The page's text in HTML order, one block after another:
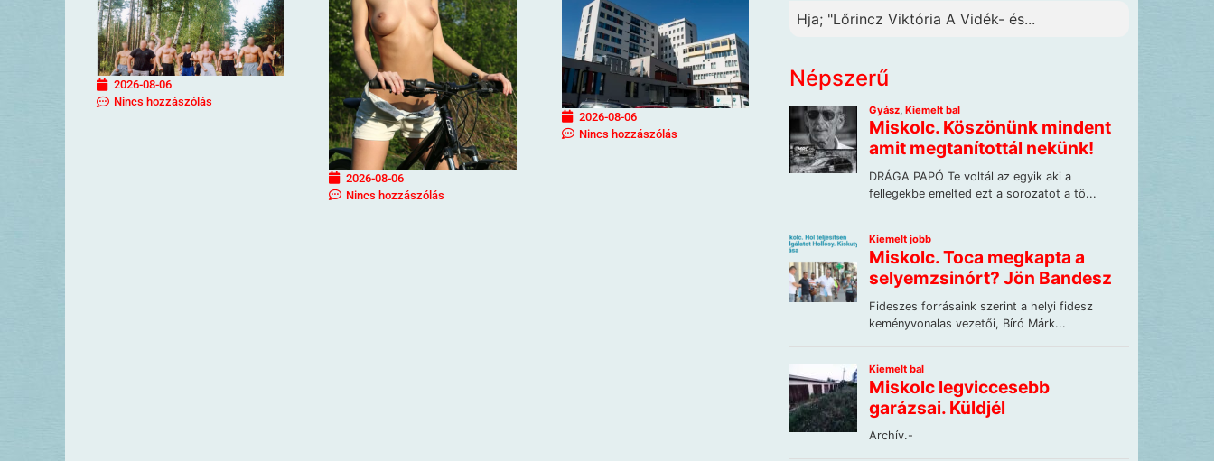
2026-08-06
Nincs hozzászólás
2026-08-06
Nincs hozzászólás
2026-08-06
Nincs hozzászólás
Hja; "Lőrincz Viktória A Vidék- és...
Népszerű